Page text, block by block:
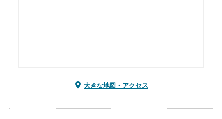
大きな地図・アクセス